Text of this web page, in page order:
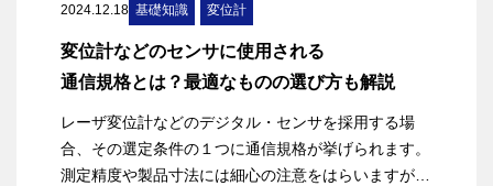
は、精密測定における環境温度変化の影響とその重要
性、そしてその対応について考察していきます。
2024.12.18 基礎知識 変位計
変位計などのセンサに使用される
通信規格とは？最適なものの選び方も解説
レーザ変位計などのデジタル・センサを採用する場
合、その選定条件の１つに通信規格が挙げられます。
測定精度や製品寸法には細心の注意をはらいますが、